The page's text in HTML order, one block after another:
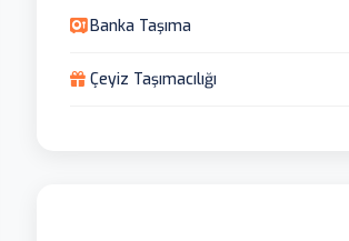
Banka Taşıma
Çeyiz Taşımacılığı